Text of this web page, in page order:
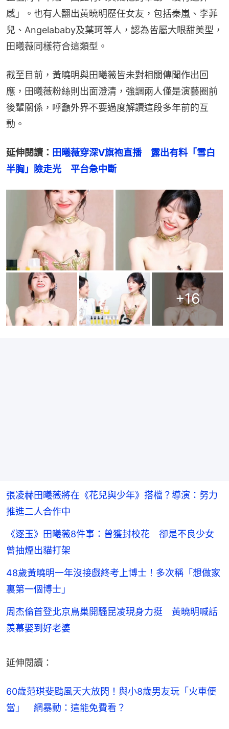
感」。也有人翻出黃曉明歷任女友，包括秦嵐、李菲
兒、Angelababy及葉珂等人，認為皆屬大眼甜美型，
田曦薇同樣符合這類型。
截至目前，黃曉明與田曦薇皆未對相關傳聞作出回
應，田曦薇粉絲則出面澄清，強調兩人僅是演藝圈前
後輩關係，呼籲外界不要過度解讀這段多年前的互
動。
延伸閱讀： 田曦薇穿深V旗袍直播　露出有料「雪白
半胸」險走光　平台急中斷
+16
張凌赫田曦薇將在《花兒與少年》搭檔？導演：努力
推進二人合作中
《逐玉》田曦薇8件事：曾獲封校花 卻是不良少女
曾抽煙出貓打架
48歲黃曉明一年沒接戲終考上博士！多次稱「想做家
裏第一個博士」
周杰倫首登北京鳥巢開騷昆凌現身力挺 黃曉明喊話
羨慕娶到好老婆
延伸閱讀：
60歲范琪斐颱風天大放閃！與小8歲男友玩「火車便
當」　網暴動：這能免費看？